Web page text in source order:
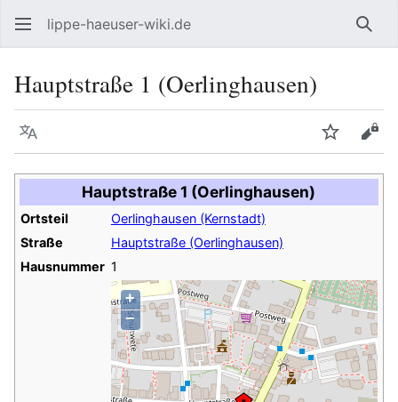
lippe-haeuser-wiki.de
Hauptstraße 1 (Oerlinghausen)
Sprache
Hauptstraße 1 (Oerlinghausen)
Ortsteil
Oerlinghausen (Kernstadt)
Straße
Hauptstraße (Oerlinghausen)
Hausnummer 1
+
−